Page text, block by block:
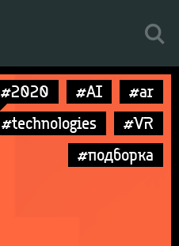
#2020 #AI
#ar
#technologies
#VR
#подборка